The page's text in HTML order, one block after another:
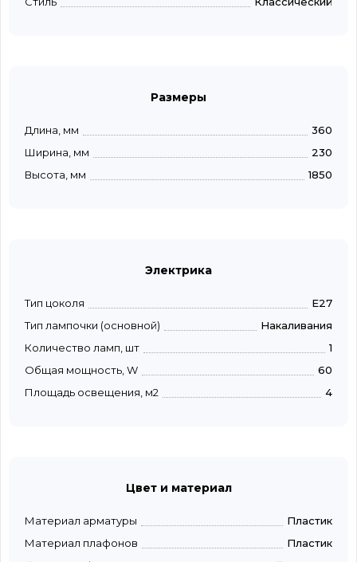
Размеры
Длина, мм
360
Ширина, мм
230
Высота, мм
1850
Электрика
Тип цоколя
E27
Тип лампочки (основной)
Накаливания
Количество ламп, шт
1
Общая мощность, W
60
Площадь освещения, м2
4
Цвет и материал
Материал арматуры
Пластик
Материал плафонов
Пластик